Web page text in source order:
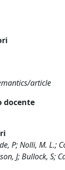
article
docente
P; Nolli, M. L.;
J; Bullock, S;